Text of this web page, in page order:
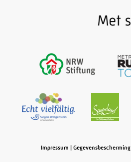
Impressum | Gegevensbescherming